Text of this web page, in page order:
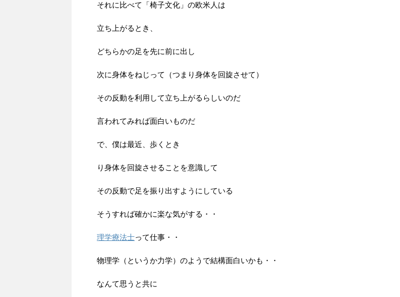
それに比べて「椅子文化」の欧米人は
立ち上がるとき、
どちらかの足を先に前に出し
次に身体をねじって（つまり身体を回旋させて）
その反動を利用して立ち上がるらしいのだ
言われてみれば面白いものだ
で、僕は最近、歩くとき
り身体を回旋させることを意識して
その反動で足を振り出すようにしている
そうすれば確かに楽な気がする・・
理学療法士って仕事・・
物理学（というか力学）のようで結構面白いかも・・
なんて思うと共に